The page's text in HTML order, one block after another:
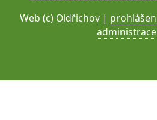
Web (c) Oldřichov |
administrace